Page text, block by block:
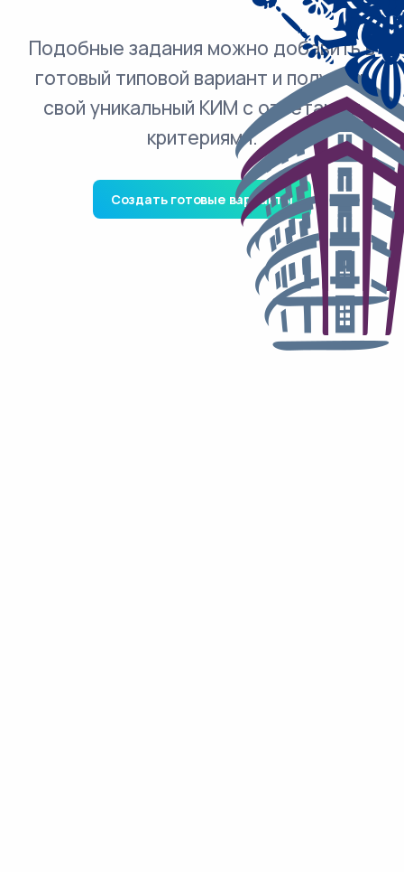
Подобные задания можно добавить в
готовый типовой вариант и получить
свой уникальный КИМ с ответами и
критериями.
Создать готовые варианты